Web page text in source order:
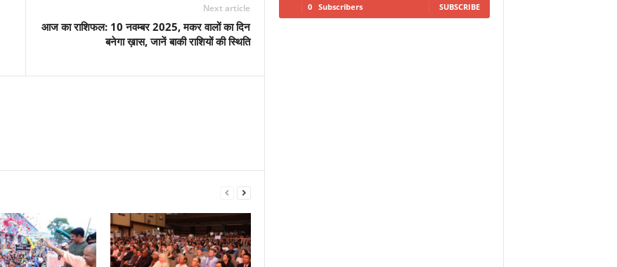
Next article
आज का राशिफल: 10 नवम्बर 2025, मकर वालों का दिन
बनेगा ख़ास, जानें बाकी राशियों की स्थिति
0 Subscribers SUBSCRIBE